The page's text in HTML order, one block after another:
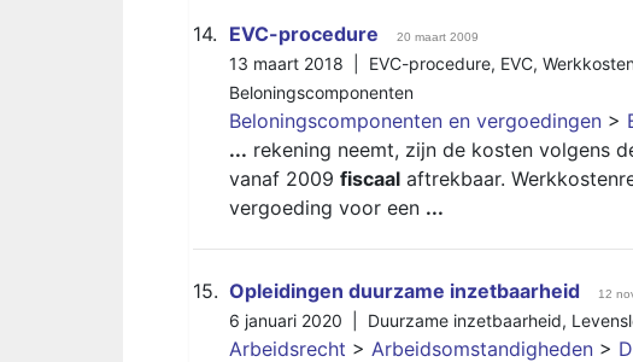
14. EVC-procedure 20 maart 2009
13 maart 2018 | EVC-procedure, EVC,
Beloningscomponenten
Beloningscomponenten en vergoedingen >
... rekening neemt, zijn de kosten volgens
vanaf 2009 fiscaal aftrekbaar.
vergoeding voor een ...
15. Opleidingen duurzame inzetbaarheid 12
6 januari 2020 | Duurzame inzetbaarheid,
Arbeidsrecht > Arbeidsomstandigheden >